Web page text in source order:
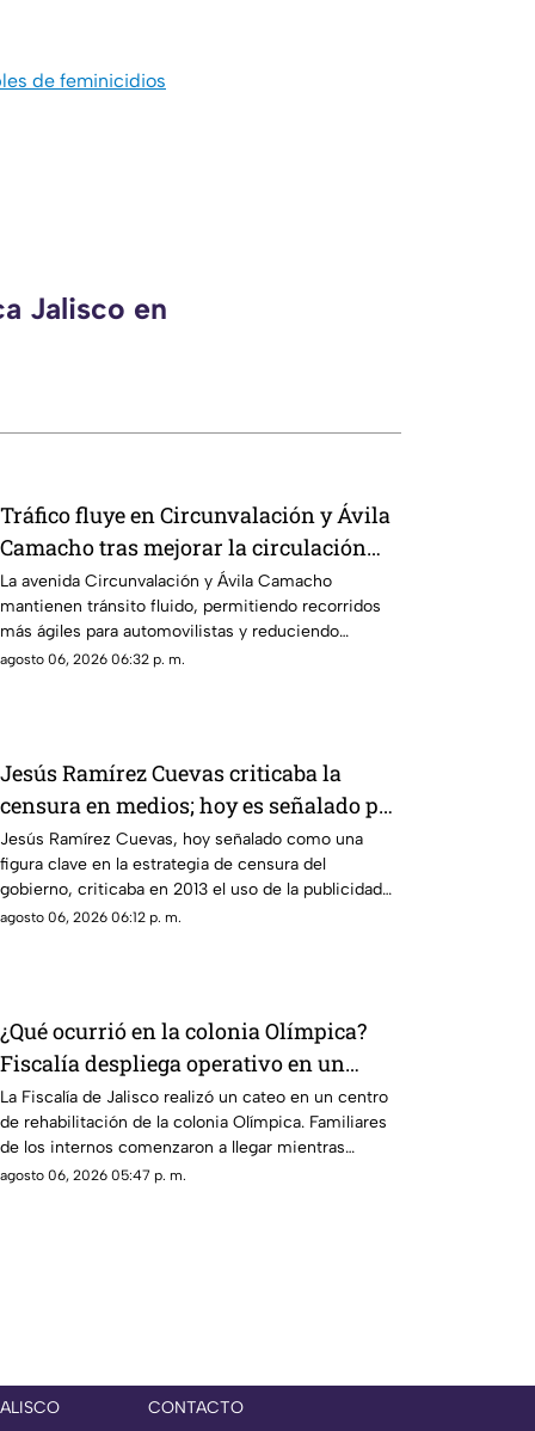
de feminicidios
Jalisco en
Tráfico fluye en Circunvalación y Ávila
Camacho tras mejorar la circulación
vial en la zona
La avenida Circunvalación y Ávila Camacho
mantienen tránsito fluido, permitiendo recorridos
más ágiles para automovilistas y reduciendo
afectaciones viales durante el día.
agosto 06, 2026 06:32 p. m.
Jesús Ramírez Cuevas criticaba la
censura en medios; hoy es señalado por
esta estrategia
Jesús Ramírez Cuevas, hoy señalado como una
figura clave en la estrategia de censura del
gobierno, criticaba en 2013 el uso de la publicidad
oficial para censurar a los medios de comunicación.
agosto 06, 2026 06:12 p. m.
¿Qué ocurrió en la colonia Olímpica?
Fiscalía despliega operativo en un
centro de rehabilitación
La Fiscalía de Jalisco realizó un cateo en un centro
de rehabilitación de la colonia Olímpica. Familiares
de los internos comenzaron a llegar mientras
continúa el operativo.
agosto 06, 2026 05:47 p. m.
CONTACTO